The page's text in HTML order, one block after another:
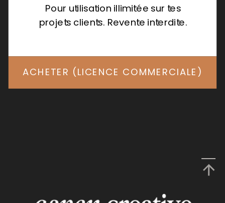
Pour utilisation illimitée sur tes
projets clients. Revente interdite.
ACHETER (LICENCE COMMERCIALE)